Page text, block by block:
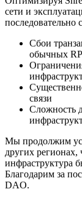
сети и
последовательно
Сбои
обычных
связи
Сложность
Мы продолжим
других
инфраструктура
Благодарим за
DAO.